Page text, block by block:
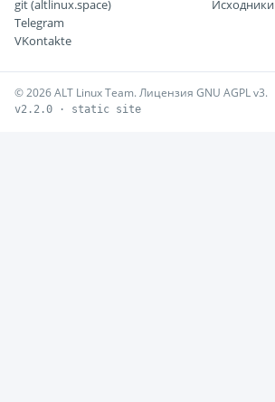
git (altlinux.space)
Telegram
VKontakte
Исходники
© 2026 ALT Linux Team. Лицензия GNU AGPL v3.
v2.2.0 · static site